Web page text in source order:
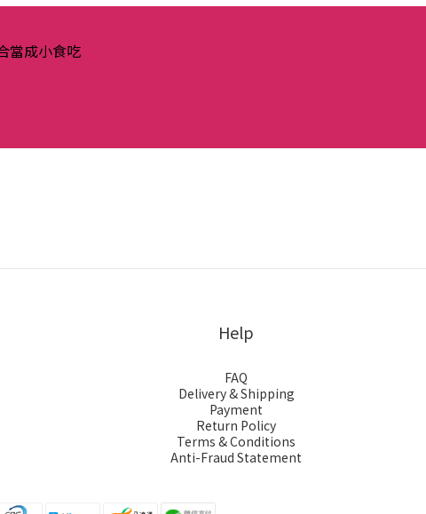
當成小食吃
Help
FAQ
Delivery & Shipping
Payment
Return Policy
Terms & Conditions
Anti-Fraud Statement